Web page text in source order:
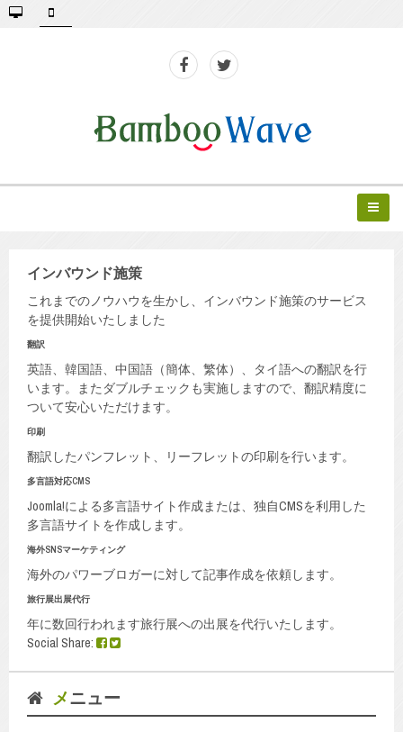
インバウンド施策
これまでのノウハウを生かし、インバウンド施策のサービス
を提供開始いたしました
翻訳
英語、韓国語、中国語（簡体、繁体）、タイ語への翻訳を行
います。またダブルチェックも実施しますので、翻訳精度に
ついて安心いただけます。
印刷
翻訳したパンフレット、リーフレットの印刷を行います。
多言語対応CMS
Joomla!による多言語サイト作成または、独自CMSを利用した
多言語サイトを作成します。
海外SNSマーケティング
海外のパワーブロガーに対して記事作成を依頼します。
旅行展出展代行
年に数回行われます旅行展への出展を代行いたします。
Social Share:
メニュー